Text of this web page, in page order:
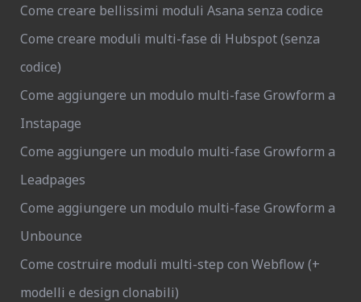
Come creare bellissimi moduli Asana senza codice
Come creare moduli multi-fase di Hubspot (senza
codice)
Come aggiungere un modulo multi-fase Growform a
Instapage
Come aggiungere un modulo multi-fase Growform a
Leadpages
Come aggiungere un modulo multi-fase Growform a
Unbounce
Come costruire moduli multi-step con Webflow (+
modelli e design clonabili)